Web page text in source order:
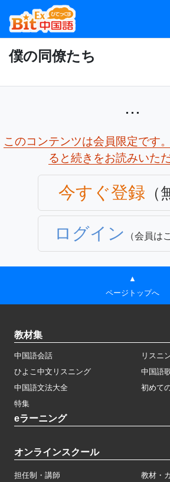
僕の同僚たち
...
このコンテンツは会員限定です
ると続きをお読みいた
今すぐ登録 （
ログイン （会員は
▲
ページトップへ
教材集
中国語会話
リスニ
ひよこ中文リスニング
中国語
中国語文法大全
初めて
特集
eラーニング
オンラインスクール
担任制・講師 教材・